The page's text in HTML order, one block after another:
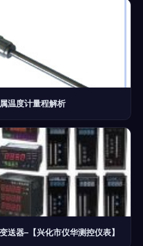
温度计量程解析
送器–【兴化市仪华测控仪表】